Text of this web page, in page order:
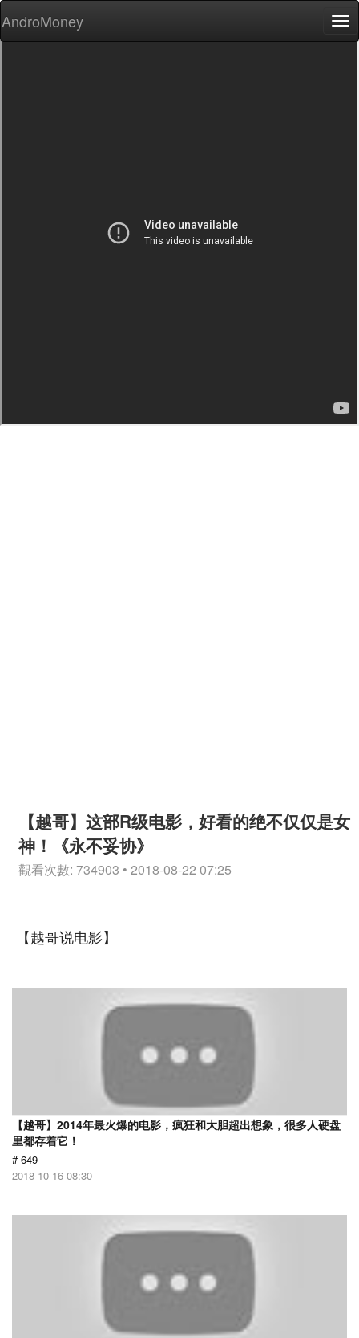
AndroMoney
【越哥】这部R级电影，好看的绝不仅仅是女
神！《永不妥协》
觀看次數: 734903 • 2018-08-22 07:25
【越哥说电影】
【越哥】2014年最火爆的电影，疯狂和大胆超出想象，很多人硬盘
里都存着它！
# 649
2018-10-16 08:30